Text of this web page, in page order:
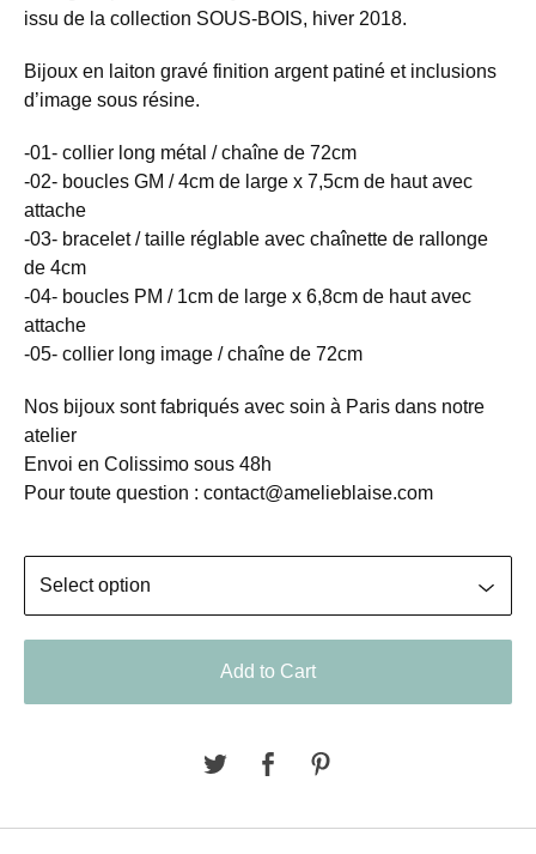
issu de la collection SOUS-BOIS, hiver 2018.
Bijoux en laiton gravé finition argent patiné et inclusions
d’image sous résine.
-01- collier long métal / chaîne de 72cm
-02- boucles GM / 4cm de large x 7,5cm de haut avec
attache
-03- bracelet / taille réglable avec chaînette de rallonge
de 4cm
-04- boucles PM / 1cm de large x 6,8cm de haut avec
attache
-05- collier long image / chaîne de 72cm
Nos bijoux sont fabriqués avec soin à Paris dans notre
atelier
Envoi en Colissimo sous 48h
Pour toute question : contact@amelieblaise.com
Add to Cart